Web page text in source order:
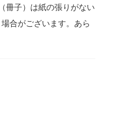
冊子）は紙の張りがない
合がございます。あら